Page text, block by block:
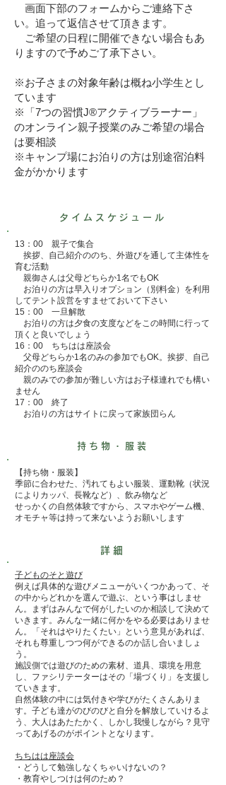
画面下部のフォームからご連絡下さ
い。追って返信させて頂きます。
ご希望の日程に開催できない場合もあ
りますので予めご了承下さい。
※お子さまの対象年齢は概ね小学生とし
ています
※「7つの習慣J®アクティブラーナー」
のオンライン親子授業のみご希望の場合
は要相談
​※キャンプ場にお泊りの方は別途宿泊料
金がかかります
タイムスケジュール
13：00 親子で集合
挨拶、自己紹介ののち、外遊びを通して主体性を
育む活動
​ 親御さんは父母どちらか1名でもOK
お泊りの方は早入りオプション（別料金）を利用
してテント設営をすませておいて下さい
15：00 一旦解散
お泊りの方は夕食の支度などをこの時間に行って
頂くと良いでしょう
16：00 ちちはは座談会
父母どちらか1名のみの参加でもOK。挨拶、自己
紹介ののち座談会
​ 親のみでの参加が難しい方はお子様連れでも構い
ません
17：00 終了
​ お泊りの方はサイトに戻って家族団らん
持ち物・服装
【持ち物・服装】
季節に合わせた、汚れてもよい服装、運動靴（状況
によりカッパ、長靴など）、​飲み物など
せっかくの自然体験ですから、スマホやゲーム機、
オモチャ等は持って来ないようお願いします
詳細
子どものそと遊び
例えば具体的な遊びメニューがいくつかあって、そ
の中からどれかを選んで遊ぶ、という事はしませ
ん。まずはみんなで何がしたいのか相談して決めて
いきます。みんな一緒に何かをやる必要はありませ
ん。「それはやりたくたい」という意見があれば、
それも尊重しつつ何ができるのか話し合いましょ
う。
施設側では遊びのための素材、道具、環境を用意
し、ファシリテーターはその「場づくり」を支援し
ていきます。
自然体験の中には気付きや学びがたくさんありま
す。子ども達がのびのびと自分を解放していけるよ
う、大人はあたたかく、しかし我慢しながら？見守
ってあげるのがポイントとなります。
ちちはは座談会
・どうして勉強しなくちゃいけないの？
・教育やしつけは何のため？